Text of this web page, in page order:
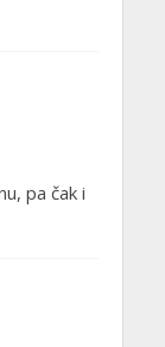
pa čak i